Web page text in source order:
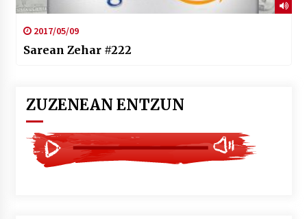
2017/05/09
Sarean Zehar #222
ZUZENEAN ENTZUN